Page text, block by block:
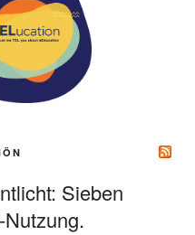
Sieben